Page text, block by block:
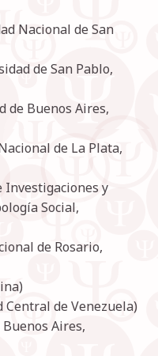
Nacional de San
de San Pablo,
de Buenos Aires,
de La Plata,
Investigaciones y
Social,
de Rosario,
de Venezuela)
Aires,